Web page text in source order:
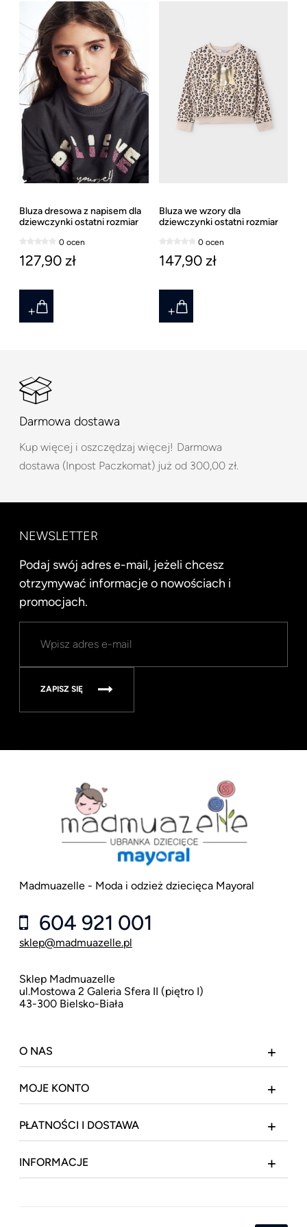
Bluza dresowa z napisem dla
dziewczynki ostatni rozmiar
0 ocen
127,90 zł
Bluza we wzory dla
dziewczynki ostatni rozmiar
0 ocen
147,90 zł
Darmowa dostawa
Kup więcej i oszczędzaj więcej! Darmowa
dostawa (Inpost Paczkomat) już od 300,00 zł.
NEWSLETTER
Podaj swój adres e-mail, jeżeli chcesz
otrzymywać informacje o nowościach i
promocjach.
ZAPISZ SIĘ
Madmuazelle - Moda i odzież dziecięca Mayoral
604 921 001
sklep@madmuazelle.pl
Sklep Madmuazelle
ul.Mostowa 2 Galeria Sfera II (piętro I)
43-300 Bielsko-Biała
O NAS
MOJE KONTO
PŁATNOŚCI I DOSTAWA
INFORMACJE